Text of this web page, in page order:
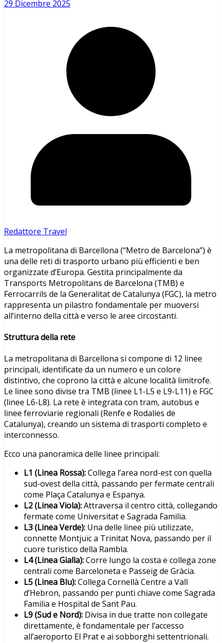
29 Dicembre 2025
Redattore Travel
La metropolitana di Barcellona (“Metro de Barcelona”) è
una delle reti di trasporto urbano più efficienti e ben
organizzate d’Europa. Gestita principalmente da
Transports Metropolitans de Barcelona (TMB) e
Ferrocarrils de la Generalitat de Catalunya (FGC), la metro
rappresenta un pilastro fondamentale per muoversi
all’interno della città e verso le aree circostanti.
Struttura della rete
La metropolitana di Barcellona si compone di 12 linee
principali, identificate da un numero e un colore
distintivo, che coprono la città e alcune località limitrofe.
Le linee sono divise tra TMB (linee L1-L5 e L9-L11) e FGC
(linee L6-L8). La rete è integrata con tram, autobus e
linee ferroviarie regionali (Renfe e Rodalies de
Catalunya), creando un sistema di trasporti completo e
interconnesso.
Ecco una panoramica delle linee principali:
L1 (Linea Rossa):Collega l’area nord-est con quella
sud-ovest della città, passando per fermate centrali
come Plaça Catalunya e Espanya.
L2 (Linea Viola):Attraversa il centro città, collegando
fermate come Universitat e Sagrada Familia.
L3 (Linea Verde): Una delle linee più utilizzate,
connette Montjuïc a Trinitat Nova, passando per il
cuore turistico della Rambla.
L4 (Linea Gialla):Corre lungo la costa e collega zone
centrali come Barceloneta e Passeig de Gràcia.
L5 (Linea Blu):Collega Cornellà Centre a Vall
d’Hebron, passando per punti chiave come Sagrada
Familia e Hospital de Sant Pau.
L9 (Sud e Nord): Divisa in due tratte non collegate
direttamente, è fondamentale per l’accesso
all’aeroporto El Prat e ai sobborghi settentrionali.